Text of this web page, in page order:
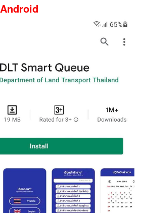
Android